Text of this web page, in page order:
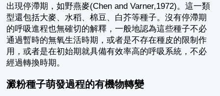
出現停滯期，如野燕麥(Chen and Varner,1972)。這一類
型還包括大麥、水稻、棉豆、白芥等種子。沒有停滯期
的呼吸進程也無確切的解釋，一般地認為這些種子不必
通過暫時的無氧生活時期，或者是不存在種皮的限制作
用，或者是在初始期就具備有效率高的呼吸系統，不必
經過轉換時期。
澱粉種子萌發過程的有機物轉變